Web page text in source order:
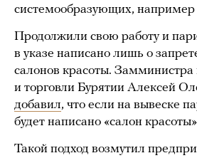
системообразующих, например
Продолжили свою работу и
в указе написано лишь о
салонов красоты.
и торговли Бурятии Алексей
добавил, что если на вывеске
будет написано «салон
Такой подход возмутил